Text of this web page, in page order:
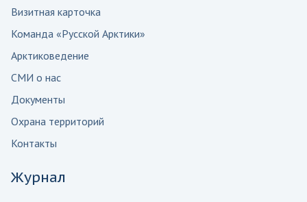
Визитная карточка
Команда «Русской Арктики»
Арктиковедение
СМИ о нас
Документы
Охрана территорий
Контакты
Журнал